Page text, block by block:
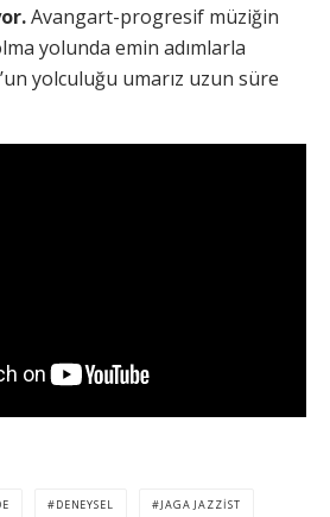
Avangart-progresif müziğin
yolunda emin adımlarla
yolculuğu umarız uzun süre
DENEYSEL JAGA JAZZIST